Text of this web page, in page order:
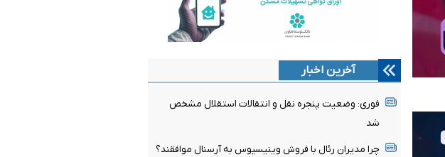
آخرین اخبار
فوری: وضعیت پنجره نقل و انتقالات استقلال مشخص
شد
چرا مدیران رئال با فروش وینیسیوس به آرسنال موافقند؟